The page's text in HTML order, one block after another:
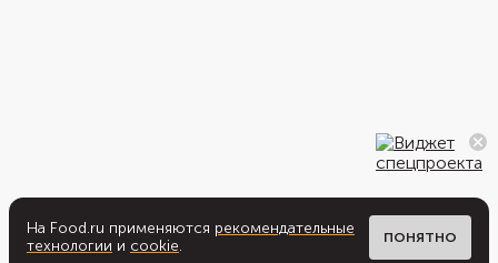
На Food.ru применяются рекомендательные
технологии и cookie. ПОНЯТНО